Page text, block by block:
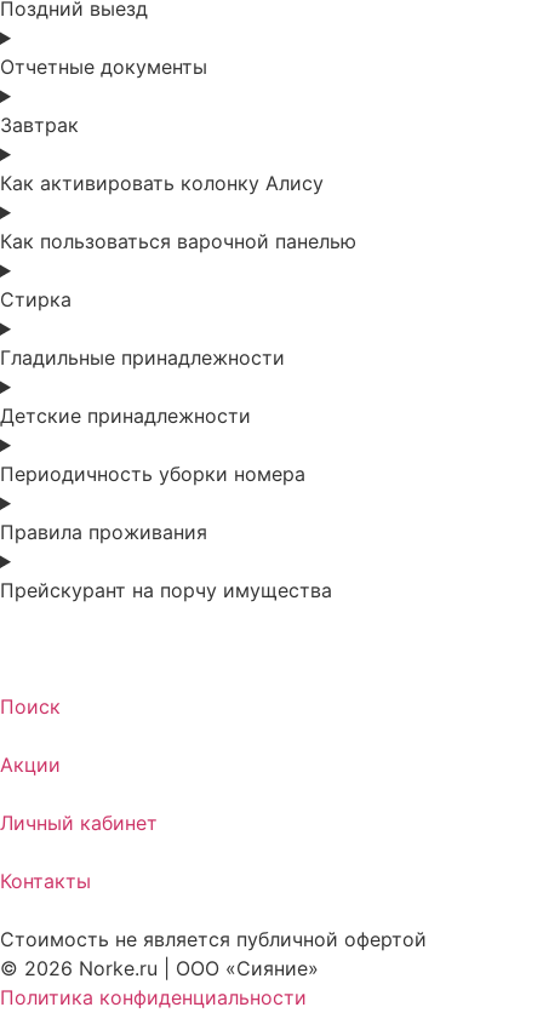
Поздний выезд
Отчетные документы
Завтрак
Как активировать колонку Алису
Как пользоваться варочной панелью
Стирка
Гладильные принадлежности
Детские принадлежности
Периодичность уборки номера
Правила проживания
Прейскурант на порчу имущества
Поиск
Акции
Личный кабинет
Контакты
Стоимость не является публичной офертой
© 2026 Norke.ru | ООО «Сияние»
Политика конфиденциальности